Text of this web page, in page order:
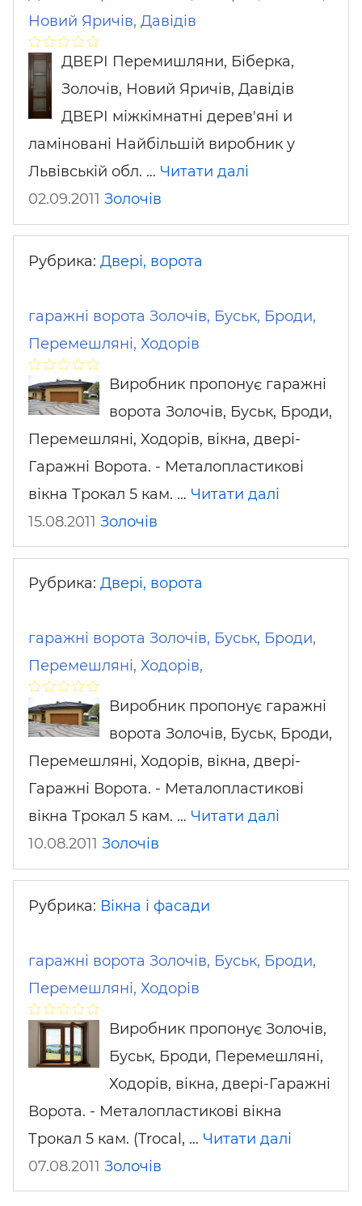
Новий Яричів, Давідів
ДВЕРІ Перемишляни, Біберка,
Золочів, Новий Яричів, Давідів
ДВЕРІ міжкімнатні дерев'яні и
ламіновані Найбільшій виробник у
Львівській обл. … Читати далі
02.09.2011 Золочів
Рубрика: Двері, ворота
гаражні ворота Золочів, Буськ, Броди,
Перемешляні, Ходорів
Виробник пропонує гаражні
ворота Золочів, Буськ, Броди,
Перемешляні, Ходорів, вікна, двері-
Гаражні Ворота. - Металопластикові
вікна Трокал 5 кам. … Читати далі
15.08.2011 Золочів
Рубрика: Двері, ворота
гаражні ворота Золочів, Буськ, Броди,
Перемешляні, Ходорів,
Виробник пропонує гаражні
ворота Золочів, Буськ, Броди,
Перемешляні, Ходорів, вікна, двері-
Гаражні Ворота. - Металопластикові
вікна Трокал 5 кам. … Читати далі
10.08.2011 Золочів
Рубрика: Вікна і фасади
гаражні ворота Золочів, Буськ, Броди,
Перемешляні, Ходорів
Виробник пропонує Золочів,
Буськ, Броди, Перемешляні,
Ходорів, вікна, двері-Гаражні
Ворота. - Металопластикові вікна
Трокал 5 кам. (Trocal, … Читати далі
07.08.2011 Золочів